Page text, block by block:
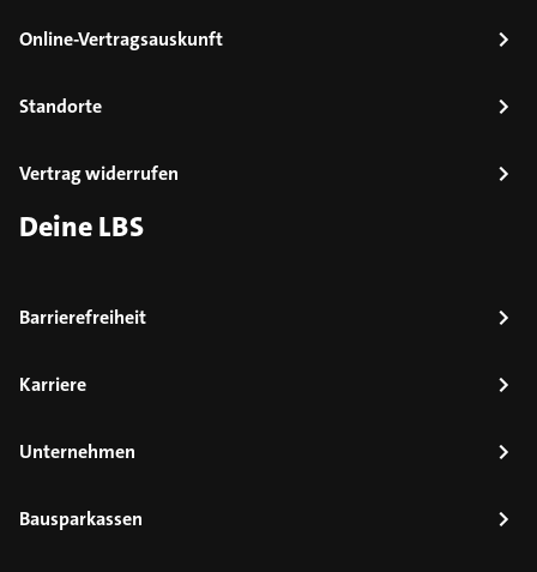
Online-Vertragsauskunft
Standorte
Vertrag widerrufen
Deine LBS
Barrierefreiheit
Karriere
Unternehmen
Bausparkassen